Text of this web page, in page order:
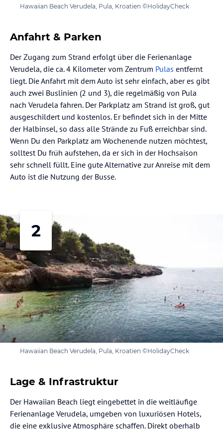
Hawaiian Beach Verudela, Pula, Kroatien ©HolidayCheck
Anfahrt & Parken
Der Zugang zum Strand erfolgt über die Ferienanlage
Verudela, die ca. 4 Kilometer vom Zentrum Pulas entfernt
liegt. Die Anfahrt mit dem Auto ist sehr einfach, aber es gibt
auch zwei Buslinien (2 und 3), die regelmäßig von Pula
nach Verudela fahren. Der Parkplatz am Strand ist groß, gut
ausgeschildert und kostenlos. Er befindet sich in der Mitte
der Halbinsel, so dass alle Strände zu Fuß erreichbar sind.
Wenn Du den Parkplatz am Wochenende nutzen möchtest,
solltest Du früh aufstehen, da er sich in der Hochsaison
sehr schnell füllt. Eine gute Alternative zur Anreise mit dem
Auto ist die Nutzung der Busse.
2
Hawaiian Beach Verudela, Pula, Kroatien ©HolidayCheck
Lage & Infrastruktur
Der Hawaiian Beach liegt eingebettet in die weitläufige
Ferienanlage Verudela, umgeben von luxuriösen Hotels,
die eine exklusive Atmosphäre schaffen. Direkt oberhalb